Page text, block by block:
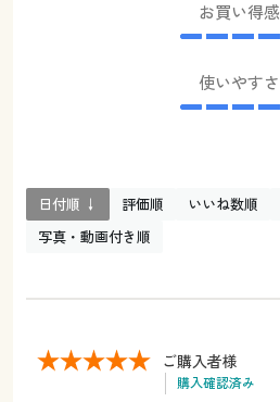
お買い得感
使いやすさ
日付順 ↓ 評価順 いいね数順
写真・動画付き順
ご購入者様
購入確認済み